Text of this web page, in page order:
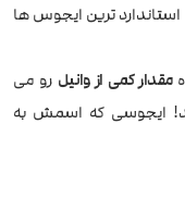
استاندارد ترین ایجوس ها
مقدار کمی از وانیل رو می
ایجوسی که اسمش به